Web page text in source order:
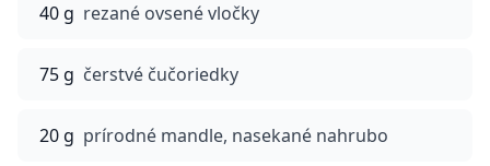
40 g rezané ovsené vločky
75 g čerstvé čučoriedky
20 g prírodné mandle, nasekané nahrubo